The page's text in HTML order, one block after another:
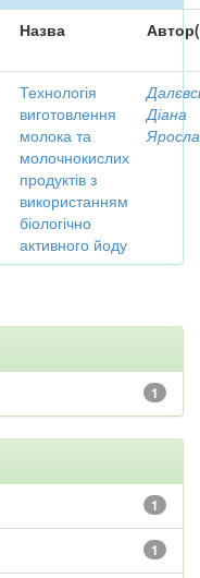
Назва
Технологія
виготовлення
молока та
молочнокислих
продуктів з
використанням
біологічно
активного йоду
Діана
1
1
1